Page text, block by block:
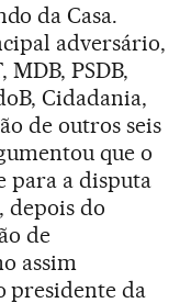
da Casa.
adversário,
PSDB,
Cidadania,
de outros seis
que o
para a disputa
depois do
de
assim
presidente da